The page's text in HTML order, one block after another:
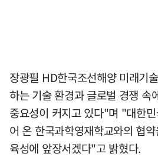
장광필 HD한국조선해양 미래기
하는 기술 환경과 글로벌 경쟁 속
중요성이 커지고 있다"며 "대한
어 온 한국과학영재학교와의 협
육성에 앞장서겠다"고 밝혔다.